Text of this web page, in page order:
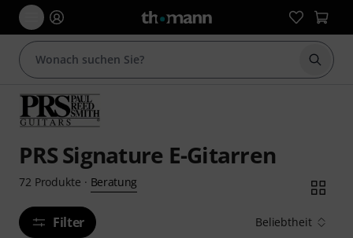
Suche
PRS Signature E-Gitarren
72 Produkte · Beratung
Filter Beliebtheit